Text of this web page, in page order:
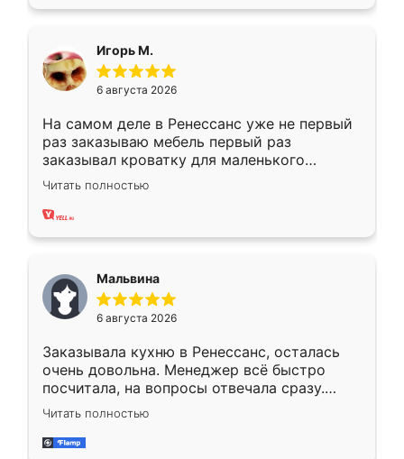
Игорь М.
6 августа 2026
На самом деле в Ренессанс уже не первый
раз заказываю мебель первый раз
заказывал кроватку для маленького
ребёнка при его рождении ,во второй раз
заказал шкаф-купе. По качеству очень
хорошее сборка достаточно быстрая,
меньше, здесь же он более разнообразный.
Мне нравится ,если что-то потребуется из
мебели буду заказывать только здесь.
Читать полностью
Мальвина
6 августа 2026
Заказывала кухню в Ренессанс, осталась
очень довольна. Менеджер всё быстро
посчитала, на вопросы отвечала сразу.
Замерщик приехал в субботу, подошёл к
делу со всей ответственностью. Собрали
за день, ребята работали аккуратно, даже
Читать полностью